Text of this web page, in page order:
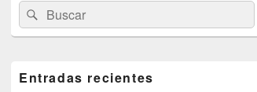
Buscar
por:
Buscar
Entradas recientes